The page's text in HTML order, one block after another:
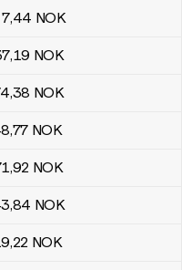
konvertavimo lentelė
7,44 NOK
,19 NOK
,38 NOK
,77 NOK
,92 NOK
,84 NOK
,22 NOK